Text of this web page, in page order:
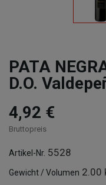
PATA
D.O.
4,92 €
Bruttopreis
Artikel-Nr. 5528
Gewicht / Volumen 2.00